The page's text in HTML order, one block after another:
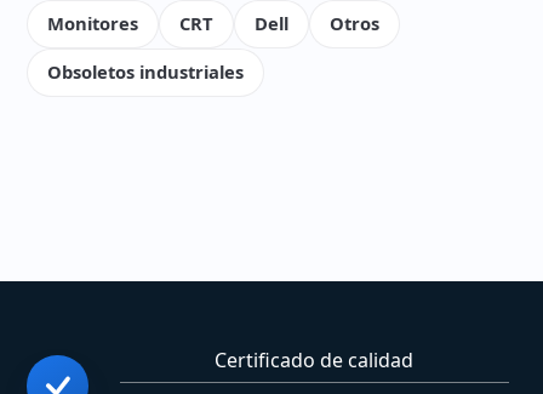
Monitores CRT Dell
Otros
Obsoletos industriales
Certificado de calidad